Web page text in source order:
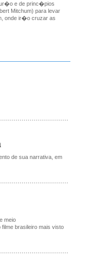
e de princ�pios
Mitchum) para levar
onde ir�o cruzar as
de sua narrativa, em
meio
brasileiro mais visto